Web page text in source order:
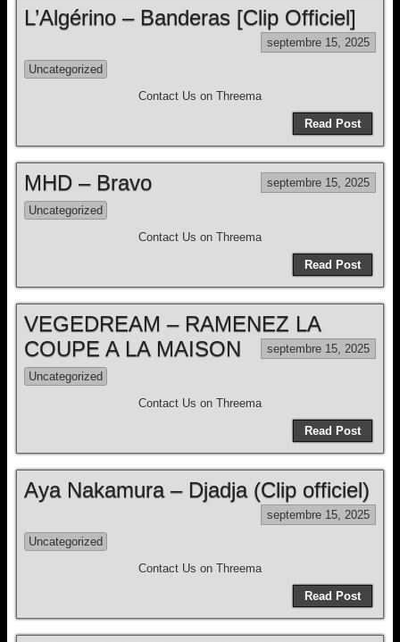
L’Algérino – Banderas [Clip Officiel]
septembre 15, 2025
Uncategorized
Contact Us on Threema
Read Post
MHD – Bravo septembre 15, 2025
Uncategorized
Contact Us on Threema
Read Post
VEGEDREAM – RAMENEZ LA
COUPE A LA MAISON
septembre 15, 2025
Uncategorized
Contact Us on Threema
Read Post
Aya Nakamura – Djadja (Clip officiel)
septembre 15, 2025
Uncategorized
Contact Us on Threema
Read Post